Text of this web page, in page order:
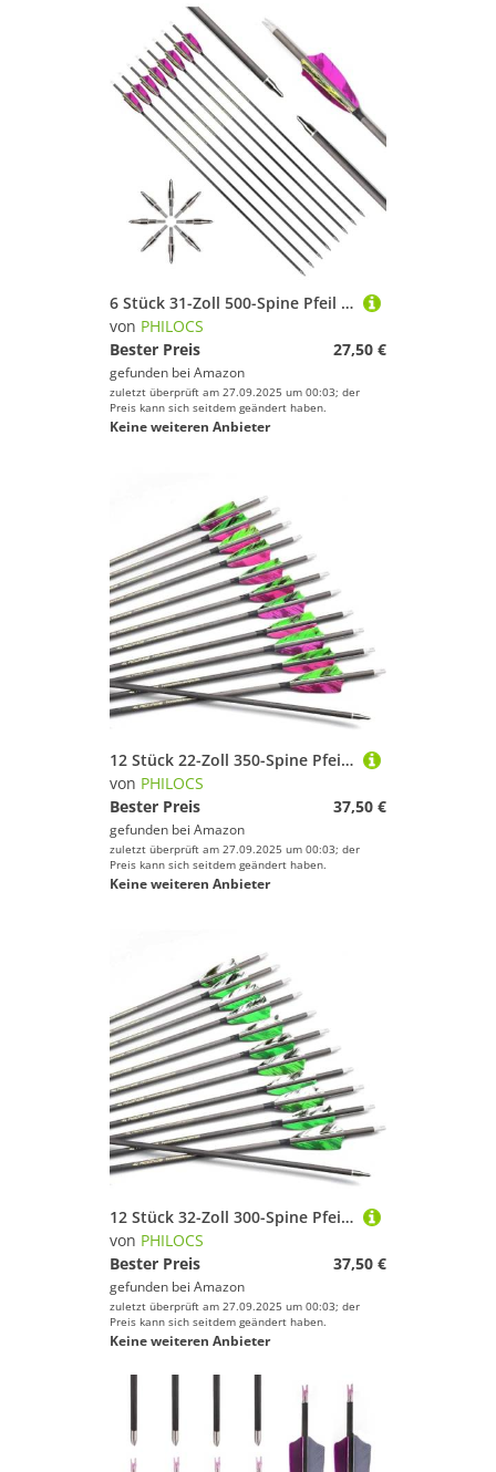
6 Stück 31-Zoll 500-Spine Pfeil Abnehmbare Pfeilspitzen Übungspfeil Jagdpfeil Truthahnfedern Pfeilfedern Carbonpfeile Bogenpfeile für Langbogen Recurvebogen Compoundbogen Bogenschießen Violett A5
von PHILOCS
Bester Preis
27,50 €
gefunden bei Amazon
zuletzt überprüft am 27.09.2025 um 00:03; der
Preis kann sich seitdem geändert haben.
Keine weiteren Anbieter
12 Stück 22-Zoll 350-Spine Pfeil Abnehmbare Pfeilspitzen Übungspfeil Jagdpfeil Truthahnfedern Pfeilfedern Carbonpfeile Bogenpfeile für Langbogen Recurvebogen Compoundbogen Bogenschießen Violett A6
von PHILOCS
Bester Preis
37,50 €
gefunden bei Amazon
zuletzt überprüft am 27.09.2025 um 00:03; der
Preis kann sich seitdem geändert haben.
Keine weiteren Anbieter
12 Stück 32-Zoll 300-Spine Pfeil Abnehmbare Pfeilspitzen Übungspfeil Jagdpfeil Truthahnfedern Pfeilfedern Carbonpfeile Bogenpfeile für Langbogen Recurvebogen Compoundbogen Bogenschießen Camo Grün A3
von PHILOCS
Bester Preis
37,50 €
gefunden bei Amazon
zuletzt überprüft am 27.09.2025 um 00:03; der
Preis kann sich seitdem geändert haben.
Keine weiteren Anbieter